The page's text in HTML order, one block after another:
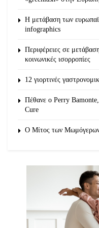
Η μετάβαση των
infographics
Περιφέρειες σε
κοινωνικές ισορροπίες
12 γιορτινές
Πέθανε ο Perry Bamonte,
Cure
O Μίτος των Μωμόγερων